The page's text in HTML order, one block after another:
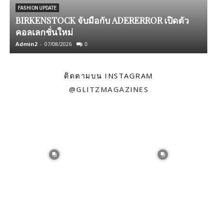
FASHION UPDATE
BIRKENSTOCK จับมือกับ ADERERROR เปิดตัว
คอลเลกชั่นใหม่
Admin2 - 07/08/2026 0
ติดตามบน INSTAGRAM
@GLITZMAGAZINES